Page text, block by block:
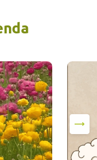
te identificas?
no te ayudan
sentido